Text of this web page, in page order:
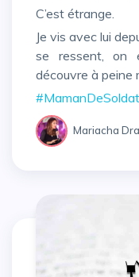
C’est étrange.
Je vis avec lui depuis si longtemps, on se côtoie, on
se ressent, on
découvre à peine
#MamanDeSoldat
Mariacha